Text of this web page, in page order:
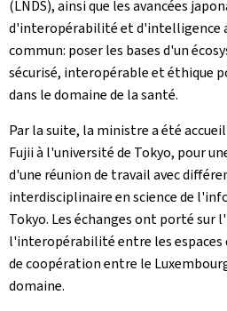
(LNDS), ainsi que les avancées
d'interopérabilité et d'intelligence
commun: poser les bases d'un
sécurisé, interopérable et éthique
dans le domaine de la santé.
Par la suite, la ministre a été
Fujii à l'université de Tokyo, pour
d'une réunion de travail avec
interdisciplinaire en science de
Tokyo. Les échanges ont porté sur
l'interopérabilité entre les
de coopération entre le
domaine.